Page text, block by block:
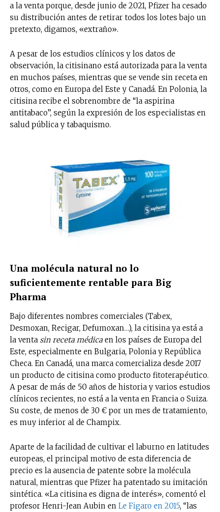
a la venta porque, desde junio de 2021, Pfizer ha cesado
su distribución antes de retirar todos los lotes bajo un
pretexto, digamos, «extraño».
A pesar de los estudios clínicos y los datos de
observación, la citisinano está autorizada para la venta
en muchos países, mientras que se vende sin receta en
otros, como en Europa del Este y Canadá. En Polonia, la
citisina recibe el sobrenombre de “la aspirina
antitabaco”, según la expresión de los especialistas en
salud pública y tabaquismo.
Una molécula natural no lo
suficientemente rentable para Big
Pharma
Bajo diferentes nombres comerciales (Tabex,
Desmoxan, Recigar, Defumoxan…), la citisina ya está a
la venta sin receta médica en los países de Europa del
Este, especialmente en Bulgaria, Polonia y República
Checa. En Canadá, una marca comercializa desde 2017
un producto de citisina como producto fitoterapéutico.
A pesar de más de 50 años de historia y varios estudios
clínicos recientes, no está a la venta en Francia o Suiza.
Su coste, de menos de 30 € por un mes de tratamiento,
es muy inferior al de Champix.
Aparte de la facilidad de cultivar el laburno en latitudes
europeas, el principal motivo de esta diferencia de
precio es la ausencia de patente sobre la molécula
natural, mientras que Pfizer ha patentado su imitación
sintética. «La citisina es digna de interés», comentó el
profesor Henri-Jean Aubin en Le Figaro en 2015, “las